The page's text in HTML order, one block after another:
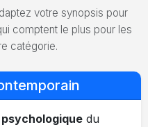
votre synopsis pour
comptent le plus pour les
catégorie.
du